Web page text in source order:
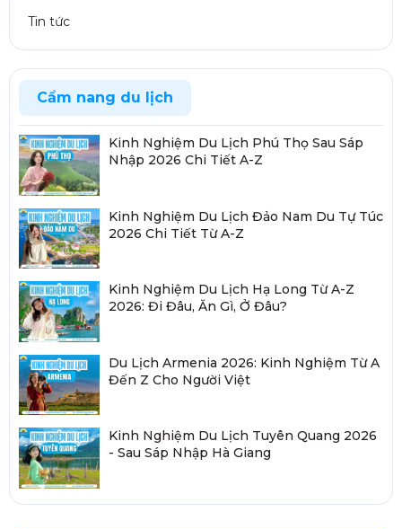
Tin tức
Cẩm nang du lịch
Kinh Nghiệm Du Lịch Phú Thọ Sau Sáp
Nhập 2026 Chi Tiết A-Z
Kinh Nghiệm Du Lịch Đảo Nam Du Tự Túc
2026 Chi Tiết Từ A-Z
Kinh Nghiệm Du Lịch Hạ Long Từ A-Z
2026: Đi Đâu, Ăn Gì, Ở Đâu?
Du Lịch Armenia 2026: Kinh Nghiệm Từ A
Đến Z Cho Người Việt
Kinh Nghiệm Du Lịch Tuyên Quang 2026
- Sau Sáp Nhập Hà Giang